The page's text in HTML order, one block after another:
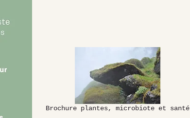
Brochure plantes, microbiote et santé